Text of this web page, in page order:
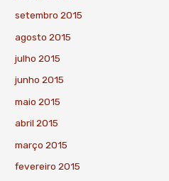
setembro 2015
agosto 2015
julho 2015
junho 2015
maio 2015
abril 2015
março 2015
fevereiro 2015